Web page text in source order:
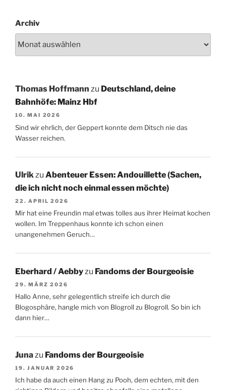
Archiv
Thomas Hoffmann zu Deutschland, deine
Bahnhöfe: Mainz Hbf
10. MAI 2026
Sind wir ehrlich, der Geppert konnte dem Ditsch nie das
Wasser reichen.
Ulrikzu Abenteuer Essen: Andouillette (Sachen,
die ich nicht noch einmal essen möchte)
22. APRIL 2026
Mir hat eine Freundin mal etwas tolles aus ihrer Heimat kochen
wollen. Im Treppenhaus konnte ich schon einen
unangenehmen Geruch…
Eberhard / Aebby zu Fandoms der Bourgeoisie
29. MÄRZ 2026
Hallo Anne, sehr gelegentlich streife ich durch die
Blogosphäre, hangle mich von Blogroll zu Blogroll. So bin ich
dann hier…
Juna zu Fandoms der Bourgeoisie
19. JANUAR 2026
Ich habe da auch einen Hang zu Pooh, dem echten, mit den